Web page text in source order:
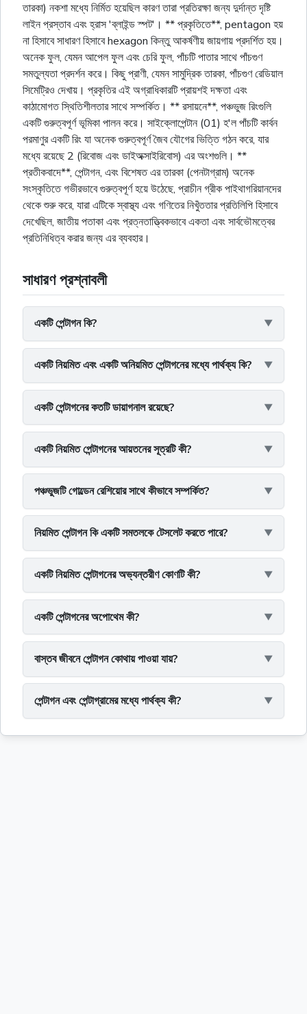
তারকা) নকশা মধ্যে নির্মিত হয়েছিল কারণ তারা প্রতিরক্ষা জন্য দুর্দান্ত দৃষ্টি
লাইন প্রস্তাব এবং হ্রাস 'ব্লাইন্ড স্পট'। ** প্রকৃতিতে**, pentagon হয়
না হিসাবে সাধারণ হিসাবে hexagon কিন্তু আকর্ষণীয় জায়গায় প্রদর্শিত হয়।
অনেক ফুল, যেমন আপেল ফুল এবং চেরি ফুল, পাঁচটি পাতার সাথে পাঁচগুণ
সমতুল্যতা প্রদর্শন করে। কিছু প্রাণী, যেমন সামুদ্রিক তারকা, পাঁচগুণ রেডিয়াল
সিমেট্রিও দেখায়। প্রকৃতির এই অগ্রাধিকারটি প্রায়শই দক্ষতা এবং
কাঠামোগত স্থিতিশীলতার সাথে সম্পর্কিত। ** রসায়নে**, পঞ্চভুজ রিংগুলি
একটি গুরুত্বপূর্ণ ভূমিকা পালন করে। সাইক্লোপেন্টান (01) হ'ল পাঁচটি কার্বন
পরমাণুর একটি রিং যা অনেক গুরুত্বপূর্ণ জৈব যৌগের ভিত্তি গঠন করে, যার
মধ্যে রয়েছে 2 (রিবোজ এবং ডাইঅক্সাইরিবোস) এর অংশগুলি। **
প্রতীকবাদে**, পেন্টাগন, এবং বিশেষত এর তারকা (পেনটাগ্রাম) অনেক
সংস্কৃতিতে গভীরভাবে গুরুত্বপূর্ণ হয়ে উঠেছে, প্রাচীন গ্রীক পাইথাগরিয়ানদের
থেকে শুরু করে, যারা এটিকে স্বাস্থ্য এবং গণিতের নিখুঁততার প্রতিলিপি হিসাবে
দেখেছিল, জাতীয় পতাকা এবং প্রত্নতাত্ত্বিকভাবে একতা এবং সার্বভৌমত্বের
প্রতিনিধিত্ব করার জন্য এর ব্যবহার।
সাধারণ প্রশ্নাবলী
একটি পেন্টাগন কি?
একটি নিয়মিত এবং একটি অনিয়মিত পেন্টাগনের মধ্যে পার্থক্য কি?
একটি পেন্টাগনের কতটি ডায়াগনাল রয়েছে?
একটি নিয়মিত পেন্টাগনের আয়তনের সূত্রটি কী?
পঞ্চভুজটি গোল্ডেন রেশিয়োর সাথে কীভাবে সম্পর্কিত?
নিয়মিত পেন্টাগন কি একটি সমতলকে টেসলেট করতে পারে?
একটি নিয়মিত পেন্টাগনের অভ্যন্তরীণ কোণটি কী?
একটি পেন্টাগনের অপোথেম কী?
বাস্তব জীবনে পেন্টাগন কোথায় পাওয়া যায়?
পেন্টাগন এবং পেন্টাগ্রামের মধ্যে পার্থক্য কী?